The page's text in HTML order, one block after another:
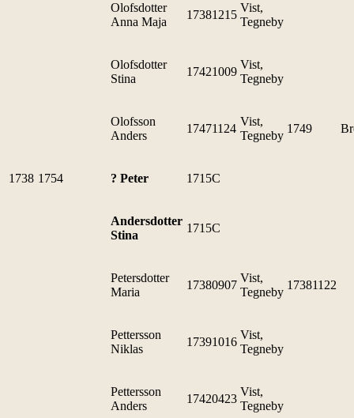
Olofsdotter
Anna Maja
17381215
Vist,
Tegneby
Olofsdotter
Stina
17421009
Vist,
Tegneby
Olofsson
Anders
17471124
Vist,
Tegneby
1749
1738 1754 ? Peter 1715C
Andersdotter
Stina
1715C
Petersdotter
Maria
17380907
Vist,
Tegneby
17381122
Pettersson
Niklas
17391016
Vist,
Tegneby
Pettersson
Anders
17420423
Vist,
Tegneby